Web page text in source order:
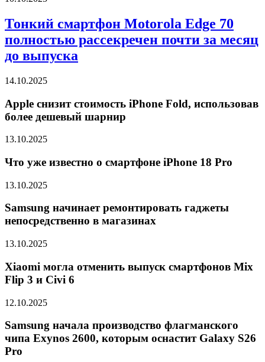
Тонкий смартфон Motorola Edge 70
полностью рассекречен почти за месяц
до выпуска
14.10.2025
Apple снизит стоимость iPhone Fold, использовав
более дешевый шарнир
13.10.2025
Что уже известно о смартфоне iPhone 18 Pro
13.10.2025
Samsung начинает ремонтировать гаджеты
непосредственно в магазинах
13.10.2025
Xiaomi могла отменить выпуск смартфонов Mix
Flip 3 и Civi 6
12.10.2025
Samsung начала производство флагманского
чипа Exynos 2600, которым оснастит Galaxy S26
Pro